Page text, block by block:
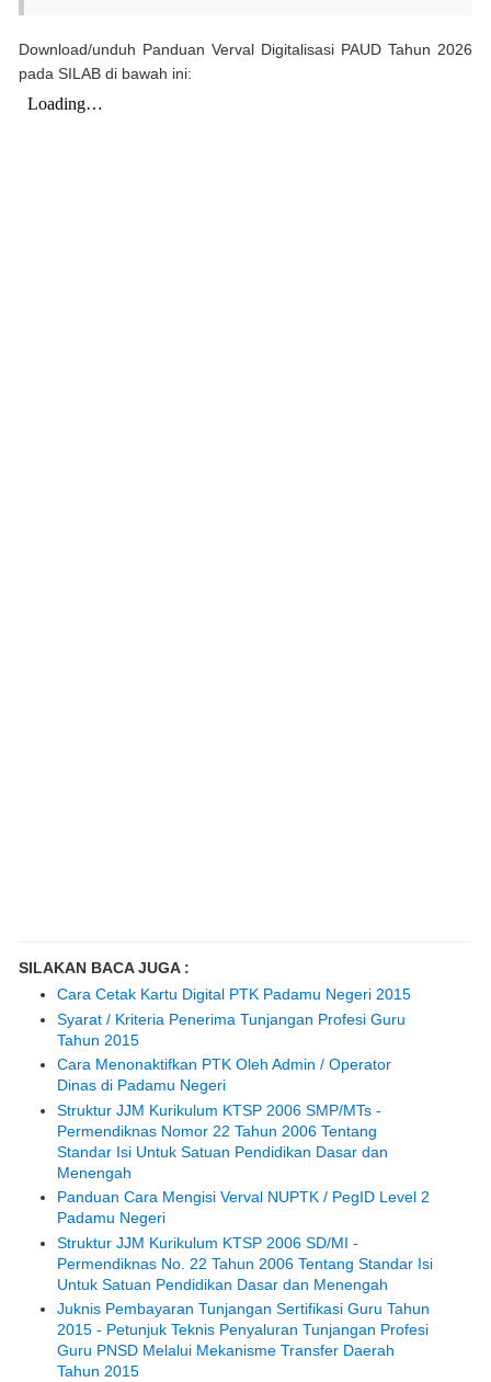
Download/unduh Panduan Verval Digitalisasi PAUD Tahun 2026
pada SILAB di bawah ini:
SILAKAN BACA JUGA :
Cara Cetak Kartu Digital PTK Padamu Negeri 2015
Syarat / Kriteria Penerima Tunjangan Profesi Guru
Tahun 2015
Cara Menonaktifkan PTK Oleh Admin / Operator
Dinas di Padamu Negeri
Struktur JJM Kurikulum KTSP 2006 SMP/MTs -
Permendiknas Nomor 22 Tahun 2006 Tentang
Standar Isi Untuk Satuan Pendidikan Dasar dan
Menengah
Panduan Cara Mengisi Verval NUPTK / PegID Level 2
Padamu Negeri
Struktur JJM Kurikulum KTSP 2006 SD/MI -
Permendiknas No. 22 Tahun 2006 Tentang Standar Isi
Untuk Satuan Pendidikan Dasar dan Menengah
Juknis Pembayaran Tunjangan Sertifikasi Guru Tahun
2015 - Petunjuk Teknis Penyaluran Tunjangan Profesi
Guru PNSD Melalui Mekanisme Transfer Daerah
Tahun 2015